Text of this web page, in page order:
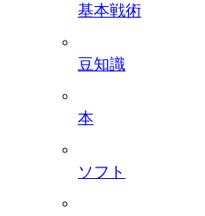
基本戦術
豆知識
本
ソフト